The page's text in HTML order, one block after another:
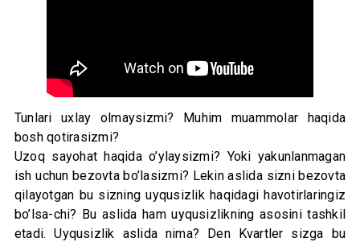
Tunlari uxlay olmaysizmi? Muhim muammolar haqida
bosh qotirasizmi?
Uzoq sayohat haqida o’ylaysizmi? Yoki yakunlanmagan
ish uchun bezovta bo’lasizmi? Lekin aslida sizni bezovta
qilayotgan bu sizning uyqusizlik haqidagi havotirlaringiz
bo’lsa-chi? Bu aslida ham uyqusizlikning asosini tashkil
etadi. Uyqusizlik aslida nima? Den Kvartler sizga bu